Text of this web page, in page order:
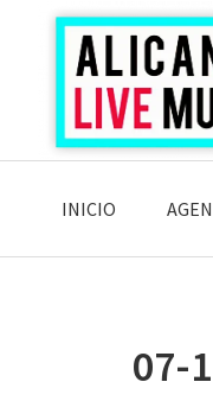
Saltar
navegación
principal
Saltar
contenido
principal
Saltar
lateral
principalINICIO
07-